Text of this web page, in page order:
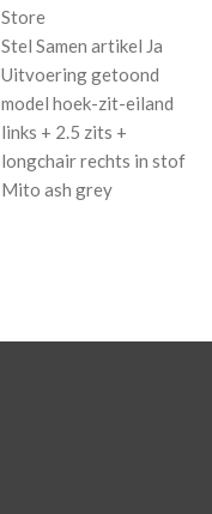
Store
Stel Samen artikel Ja
Uitvoering getoond
model hoek-zit-eiland
links + 2.5 zits +
longchair rechts in stof
Mito ash grey